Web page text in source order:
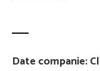
Date companie: